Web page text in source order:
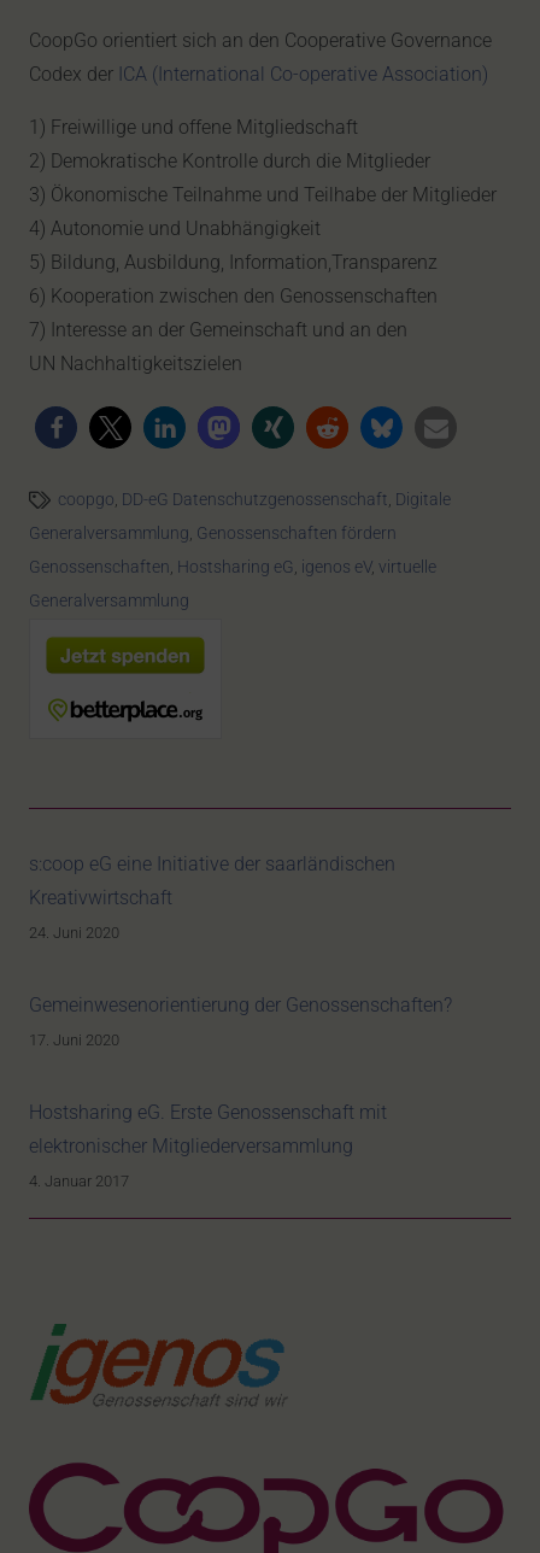
CoopGo orientiert sich an den Cooperative Governance
Codex der ICA (International Co-operative Association)
1) Freiwillige und offene Mitgliedschaft
2) Demokratische Kontrolle durch die Mitglieder
3) Ökonomische Teilnahme und Teilhabe der Mitglieder
4) Autonomie und Unabhängigkeit
5) Bildung, Ausbildung, Information,Transparenz
6) Kooperation zwischen den Genossenschaften
7) Interesse an der Gemeinschaft und an den
UN Nachhaltigkeitszielen
coopgo, DD-eG Datenschutzgenossenschaft, Digitale
Generalversammlung, Genossenschaften fördern
Genossenschaften, Hostsharing eG, igenos eV, virtuelle
Generalversammlung
s:coop eG eine Initiative der saarländischen
Kreativwirtschaft
24. Juni 2020
Gemeinwesenorientierung der Genossenschaften?
17. Juni 2020
Hostsharing eG. Erste Genossenschaft mit
elektronischer Mitgliederversammlung
4. Januar 2017